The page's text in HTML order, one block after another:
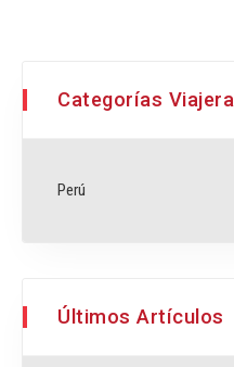
Categorías
Perú
Últimos Artículos